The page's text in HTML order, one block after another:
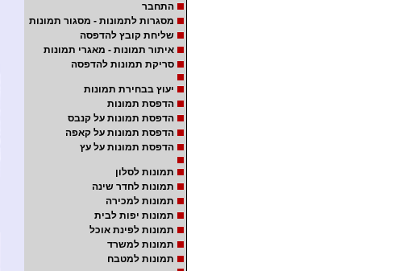
התחבר
מסגרות לתמונות - מסגור תמונות
שליחת קובץ להדפסה
איתור תמונות - מאגרי תמונות
סריקת תמונות להדפסה
יעוץ בבחירת תמונות
הדפסת תמונות
הדפסת תמונות על קנבס
הדפסת תמונות על קאפה
הדפסת תמונות על עץ
תמונות לסלון
תמונות לחדר שינה
תמונות למכירה
תמונות יפות לבית
תמונות לפינת אוכל
תמונות למשרד
תמונות למטבח